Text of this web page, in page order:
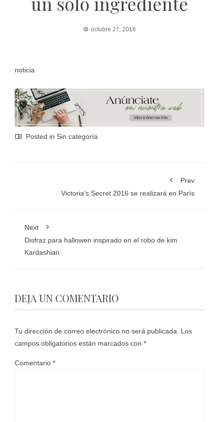
octubre 27, 2016
noticia
Posted in Sin categoría
Prev
Victoria’s Secret 2016 se realizará en París
Next
Disfraz para hallowen inspirado en el robo de kim
Kardashian
DEJA UN COMENTARIO
Tu dirección de correo electrónico no será publicada.
Los
campos obligatorios están marcados con *
Comentario *